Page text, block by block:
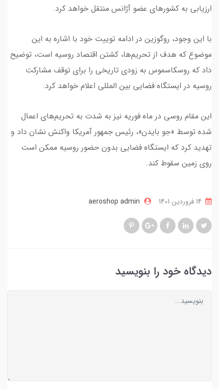
ارزیابی به کشورهای عضو آژانس منتقل خواهد کرد.
با این وجود، روگوزین در ادامه توییت خود با اشاره به این
موضوع که هدف از تحریم‌ها، کشتن اقتصاد روسیه است، توضیح
داد که روسکاسموس به زودی تاریخی را برای توقف مشارکت
روسیه در ایستگاه فضایی بین المللی اعلام خواهد کرد.
این مقام روسی در ماه فوریه نیز به شدت به تحریم‌های اعمال
شده توسط «جو بایدن»، رئیس جمهور آمریکا واکنش نشان داد و
تهدید کرد که ایستگاه فضایی بدون حضور روسیه ممکن است
روی زمین سقوط کند.
aeroshop admin
دیدگاه خود را بنویسید